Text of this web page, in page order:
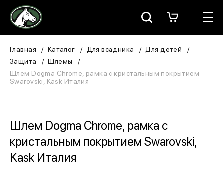
Москва
Для всадника
ЗООТОВАРЫ
Для собаки
Главная Каталог Для всадника
Для детей
Защита
Шлемы
Шлем Dogma Chrome, рамка с кристальным покрытием
Swarovski, Kask Италия
Шлем Dogma Chrome, рамка с
кристальным покрытием Swarovski,
Kask Италия